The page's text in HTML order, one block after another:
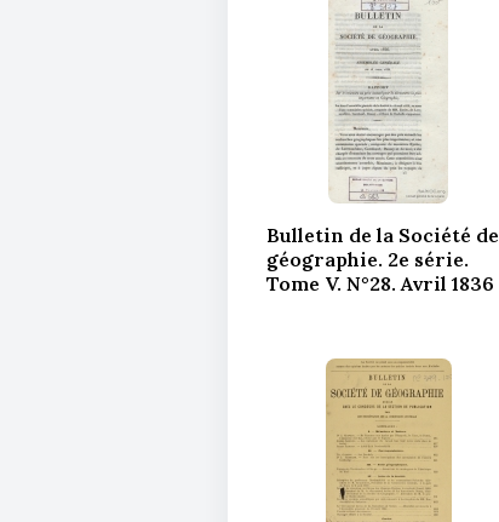
Bulletin de la Société de
géographie. 2e série.
Tome V. N°28. Avril 1836